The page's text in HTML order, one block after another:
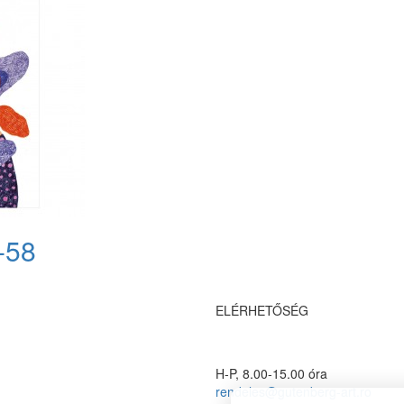
ELÉRHETŐSÉG
H-P, 8.00-15.00 óra
rendeles@gutenberg-art.ro